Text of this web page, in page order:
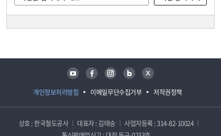
개인정보처리방침 이메일무단수집거부 저작권정책
유튜브 페이스북 인스타그램 블로그 트위터
상호 : 한국철도공사 대표자 : 김태승
사업자등록 : 314-82-10024